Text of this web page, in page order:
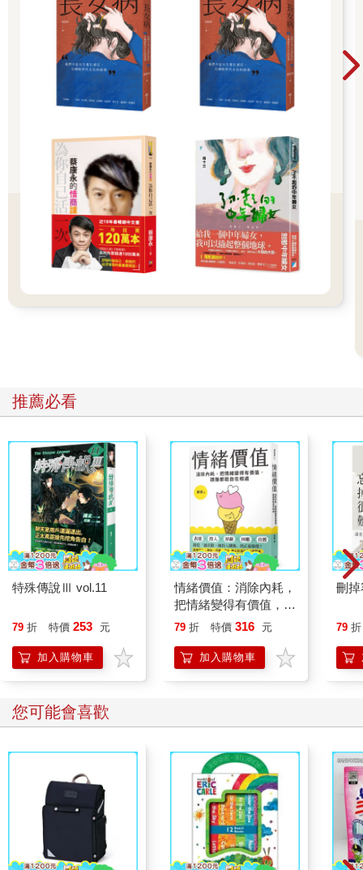
我震驚地用手摀住嘴，一臉難以置信的誇張表情。
最兇狠的攻擊，比捅傷（或以監獄自製刀片刺傷）和用裝有鮪魚
罐頭的襪子毆打更糟糕的，就是被糖水攻擊。把一大袋糖加進一
壺水中並加熱，把這種熔化的糖漿潑到人身上時，會灼傷每一層
的皮膚和細胞組織，這比一般的熱水燒燙傷更嚴重，會導致永久
性毀容。如果把糖水潑在臉上，可能會導致失明甚至死亡。被糖
糖水襲擊的受害者總是傷勢嚴重，無法在側翼樓得到照護。這些
可憐的人，失明、慘叫、驚嚇地顫抖不止，必須被護送至門診
部。把濕潤和冷卻藥膏輕輕敷在他們紅腫的傷口上。我們一邊極
其小心地照顧他們，一邊表達歉意，因為我們知道他們正承受著
難以忍受的痛苦。我們極其謹慎地照護這些人，也說著安慰及安
撫的話語，然而在極度痛苦的尖叫聲中，這些話他們幾乎聽不
除了急救代碼和紅色代碼，每一次牢房火災也會召集醫護人員前
往。僅僅在二○一一年，英國監獄就發生了將近一千起牢房火災
——這個系統是一個積極的地獄。牢房火災可能是你在獄中目睹
翼樓上鳴響的煙霧警報器前進，直到我看到一群獄警，個個身材
魁梧的男人，以能在健身房裡忍受多少身體上的疼痛而自豪，相
互扶持地蜷縮在平台角落。他們無聲地哭泣——顯然處於震驚狀
態。我急忙趕到那間牢房，看到整個牢房被黑煙吞沒，仔細一
看，我可以看到床墊上燒了一個大洞，地板是濕的——但病人不
見了。
我很困惑。然後一名獄警介入指引我。原來，每個牢房都裝有一
個撒水設備，這是一個可以拆卸的圓孔，在無需打開牢門的情況
下，軟管可以穿過圓孔，但這會有回燃和進一步擴散的風險。監
獄是一個火藥桶，火勢可能會從一個牢房蔓延到另一個牢房。獄
警們已經透過門上的孔洞撲滅了火焰，但牢房裡仍籠罩在有毒煙
霧中。獄警們小心翼翼地把這名男子抬到鄰近的一間空牢房接受
治療。在搬移過程中，他燒傷的皮膚在獄警手中如紙片般剝落，
露出燒焦發黑的肌肉。可以理解，獄警們因目睹這一切而感到崩
潰。
我跑到新地點協助我的同事，他們已在努力救治，因為病患的靜
脈嚴重受損，他們正盡力尋找他身上任何沒有被燒傷的區域以便
注射止痛針。一眼望去，我估計他至少有百分之六十的燒傷面
積，並且有嚴重脫水、休克、感染和死亡風險。終於，我們在他
頭，為他注射嗎啡和液體。護理師們告訴我，這個人在痛苦哭喊
中跟他們說了一些事發經過。他一直在吸食香料接著失去意識。
他把點燃的捲菸掉在自己身上。當他身上的纖維衣物著火，置身
在火焰中時，他恢復了知覺。
空中救護車在幾分鐘內抵達，他們把他送到當地的燒傷中心，幸
運的是，距離只有幾英里遠。接下來的幾天，我們都想著他的情
況如何，但沒有任何消息。終於，在一週後，所有在當時參與照
推薦必看
特殊傳說Ⅲ vol.11
79 折 特價 253 元
加入購物車
情緒價值：消除內耗，
把情緒變得有價值，跟
誰都能自在相處
79 折 特價 316 元
加入購物車
刪
79 折
您可能會喜歡